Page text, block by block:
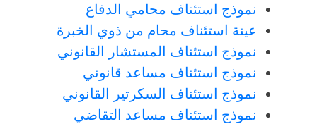
نموذج استئناف محامي الدفاع
عينة استئناف محام من ذوي الخبرة
نموذج استئناف المستشار القانوني
نموذج استئناف مساعد قانوني
نموذج استئناف السكرتير القانوني
نموذج استئناف مساعد التقاضي